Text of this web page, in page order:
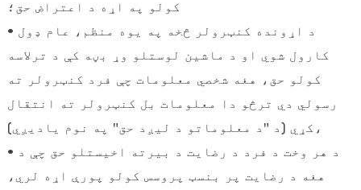
کولو په اړه د اعتراض حق؛
• د اړونده کنټرولر څخه په یوه منظم، عام ډول
کارول شوي او د ماشین لوستلو وړ بڼه کې د ترلاسه
کولو حق، هغه شخصي معلومات چې فرد کنټرولر ته
رسولي دي ترڅو دا معلومات بل کنټرولر ته انتقال
کړي (د "د معلوماتو د لیږد حق" په نوم یادیږي)،
• د هر وخت د فرد د رضایت د بیرته اخیستلو حق چې د
هغه د رضایت پر بنسټ پروسس کولو پورې اړه لري،